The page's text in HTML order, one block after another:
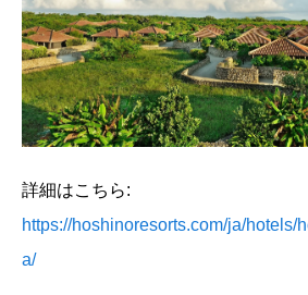
詳細はこちら:
https://hoshinoresorts.com/ja/hotels/
a/